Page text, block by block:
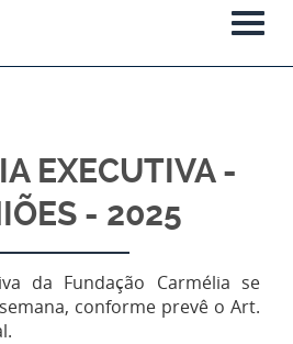
EXECUTIVA -
- 2025
da Fundação Carmélia se
conforme prevê o Art.